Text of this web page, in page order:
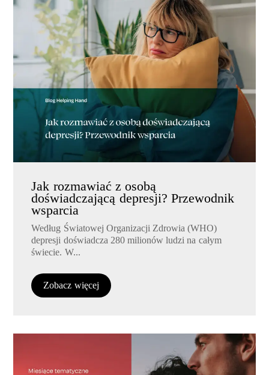
Jak rozmawiać z osobą
doświadczającą depresji? Przewodnik
wsparcia
Według Światowej Organizacji Zdrowia (WHO)
depresji doświadcza 280 milionów ludzi na całym
świecie. W...
Zobacz więcej